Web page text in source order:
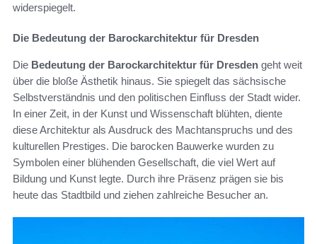
widerspiegelt.
Die Bedeutung der Barockarchitektur für Dresden
Die Bedeutung der Barockarchitektur für Dresden geht weit
über die bloße Ästhetik hinaus. Sie spiegelt das sächsische
Selbstverständnis und den politischen Einfluss der Stadt wider.
In einer Zeit, in der Kunst und Wissenschaft blühten, diente
diese Architektur als Ausdruck des Machtanspruchs und des
kulturellen Prestiges. Die barocken Bauwerke wurden zu
Symbolen einer blühenden Gesellschaft, die viel Wert auf
Bildung und Kunst legte. Durch ihre Präsenz prägen sie bis
heute das Stadtbild und ziehen zahlreiche Besucher an.